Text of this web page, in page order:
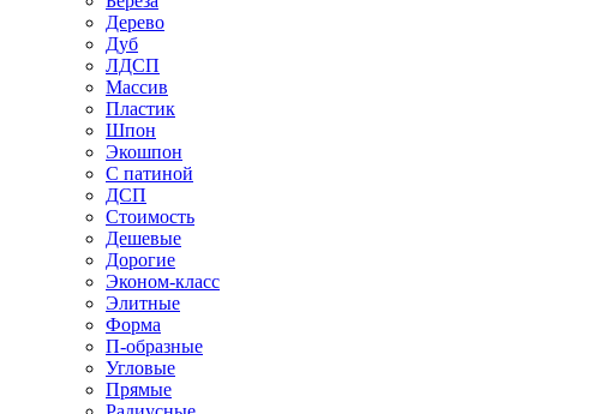
Дерево
Дуб
ЛДСП
Массив
Пластик
Шпон
Экошпон
С патиной
ДСП
Стоимость
Дешевые
Дорогие
Эконом-класс
Элитные
Форма
П-образные
Угловые
Прямые